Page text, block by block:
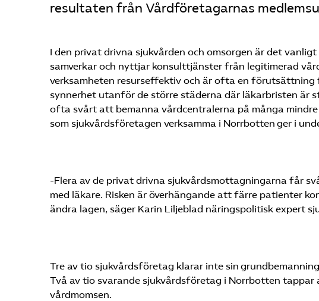
resultaten från Vårdföretagarnas
I den privat drivna sjukvården och omsorgen är det
samverkar och nyttjar konsulttjänster från legitimerad
verksamheten resurseffektiv och är ofta en
synnerhet utanför de större städerna där läkarbristen är
ofta svårt att bemanna vårdcentralerna på många mindre
som sjukvårdsföretagen verksamma i Norrbotten ger i
-Flera av de privat drivna sjukvårdsmottagningarna får
med läkare. Risken är överhängande att färre patienter
ändra lagen, säger Karin Liljeblad näringspolitisk expert
Tre av tio sjukvårdsföretag klarar inte sin
Två av tio svarande sjukvårdsföretag i Norrbotten tappar
vårdmomsen.